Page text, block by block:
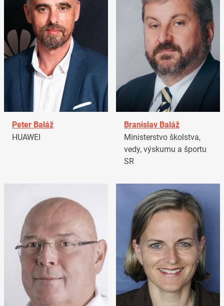
Peter Baláž
HUAWEI
Branislav Baláž
Ministerstvo školstva,
vedy, výskumu a športu
SR